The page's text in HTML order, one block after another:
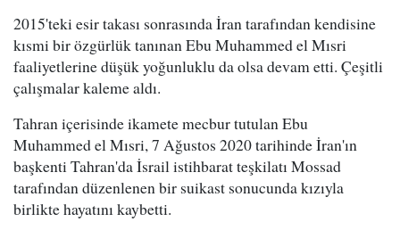
2015'teki esir takası sonrasında İran tarafından kendisine
kısmi bir özgürlük tanınan Ebu Muhammed el Mısri
faaliyetlerine düşük yoğunluklu da olsa devam etti. Çeşitli
çalışmalar kaleme aldı.
Tahran içerisinde ikamete mecbur tutulan Ebu
Muhammed el Mısri, 7 Ağustos 2020 tarihinde İran'ın
başkenti Tahran'da İsrail istihbarat teşkilatı Mossad
tarafından düzenlenen bir suikast sonucunda kızıyla
birlikte hayatını kaybetti.